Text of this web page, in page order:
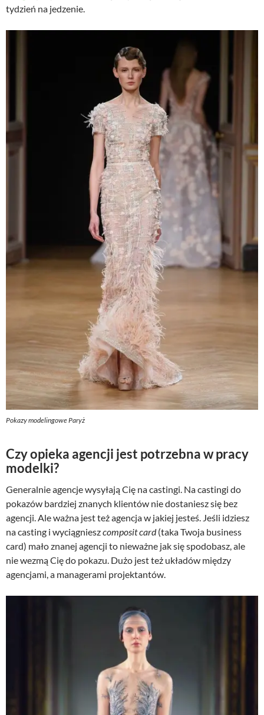
tydzień na jedzenie.
Pokazy modelingowe Paryż
Czy opieka agencji jest potrzebna w pracy
modelki?
Generalnie agencje wysyłają Cię na castingi. Na castingi do
pokazów bardziej znanych klientów nie dostaniesz się bez
agencji. Ale ważna jest też agencja w jakiej jesteś. Jeśli idziesz
na casting i wyciągnieszcomposit card(taka Twoja business
card) mało znanej agencji to nieważne jak się spodobasz, ale
nie wezmą Cię do pokazu. Dużo jest też układów między
agencjami, a managerami projektantów.